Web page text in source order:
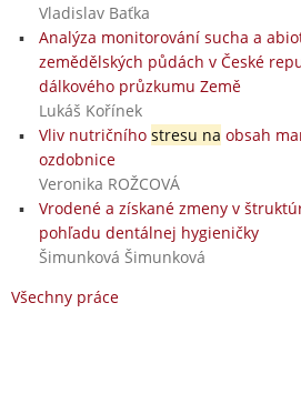
Vladislav Baťka
Analýza monitorování sucha a
zemědělských půdách v České
dálkového průzkumu Země
Lukáš Kořínek
Vliv nutričního stresu na obsah
ozdobnice
Veronika ROŽCOVÁ
Vrodené a získané zmeny v
pohľadu dentálnej hygieničky
Šimunková Šimunková
Všechny práce